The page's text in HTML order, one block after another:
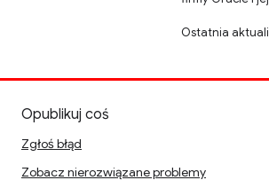
Ostatnia
Opublikuj coś
Zgłoś błąd
Zobacz nierozwiązane problemy